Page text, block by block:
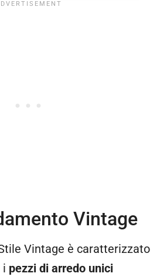
Vintage
Vintage è caratterizzato
i pezzi di arredo unici